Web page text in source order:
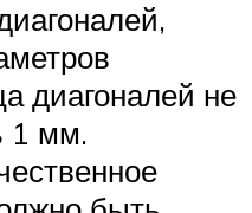
диагоналей не
1 мм.